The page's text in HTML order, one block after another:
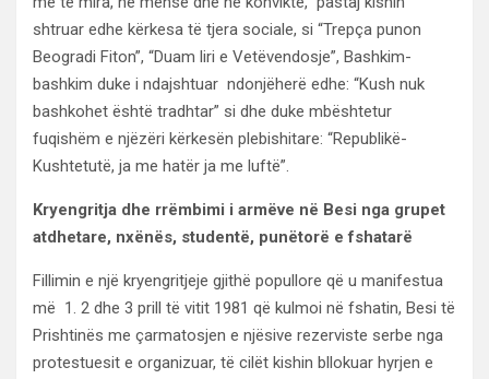
shtruar edhe kërkesa të tjera sociale, si “Trepça punon
Beogradi Fiton”, “Duam liri e Vetëvendosje”, Bashkim-
bashkim duke i ndajshtuar ndonjëherë edhe: “Kush nuk
bashkohet është tradhtar” si dhe duke mbështetur
fuqishëm e njëzëri kërkesën plebishitare: “Republikë-
Kushtetutë, ja me hatër ja me luftë”.
Kryengritja dhe rrëmbimi i armëve në Besi nga grupet
atdhetare, nxënës, studentë, punëtorë e fshatarë
Fillimin e një kryengritjeje gjithë popullore që u manifestua
më 1. 2 dhe 3 prill të vitit 1981 që kulmoi në fshatin, Besi të
Prishtinës me çarmatosjen e njësive rezerviste serbe nga
protestuesit e organizuar, të cilët kishin bllokuar hyrjen e